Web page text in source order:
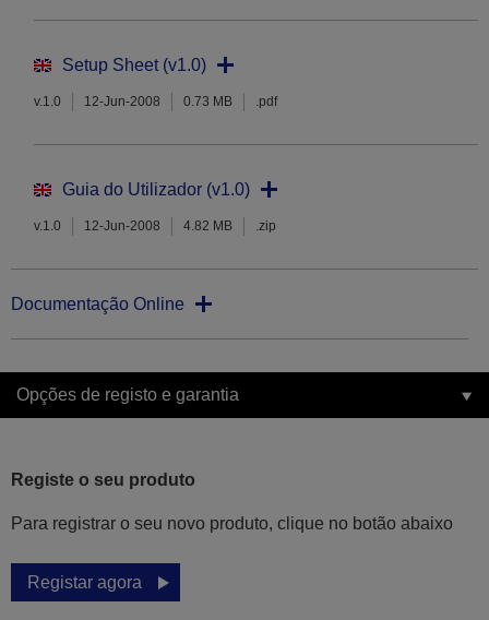
Setup Sheet (v1.0)
v.1.0 12-Jun-2008 0.73 MB .pdf
Guia do Utilizador (v1.0)
v.1.0 12-Jun-2008 4.82 MB .zip
Documentação Online
Opções de registo e garantia
Registe o seu produto
Para registrar o seu novo produto, clique no botão abaixo
Registar agora